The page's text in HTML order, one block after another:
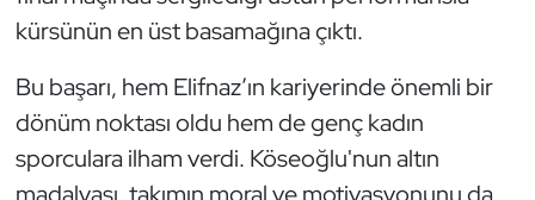
kürsünün en üst basamağına çıktı.
Bu başarı, hem Elifnaz’ın kariyerinde önemli bir
dönüm noktası oldu hem de genç kadın
sporculara ilham verdi. Köseoğlu'nun altın
madalyası, takımın moral ve motivasyonunu da
Kürek
Masa Tenisi
Modern Pentatlon